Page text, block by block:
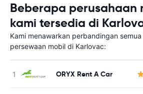
Beberapa perusahaan
kami tersedia di
Kami menawarkan perbandingan
persewaan mobil di Karlovac:
ORYX Rent A Car